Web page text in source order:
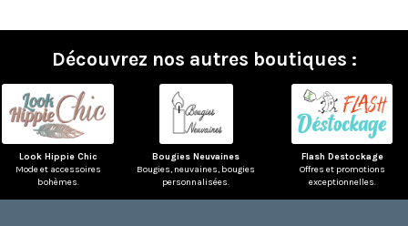
Découvrez nos autres boutiques :
Look Hippie Chic
Mode et accessoires
bohèmes.
Bougies Neuvaines
Bougies, neuvaines, bougies
personnalisées.
Flash Destockage
Offres et promotions
exceptionnelles.